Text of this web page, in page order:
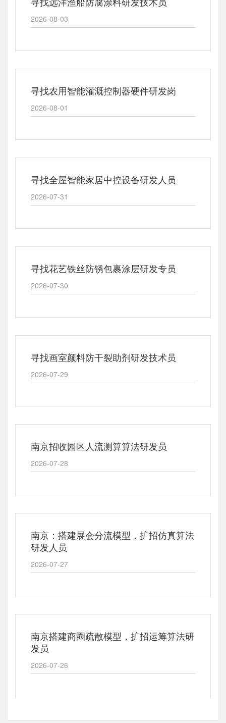
2026-08-03
寻找农用智能灌溉控制器硬件研发岗
2026-08-01
寻找全屋智能家居中控设备研发人员
2026-07-31
寻找花艺铁丝防锈包裹涂层研发专员
2026-07-30
寻找画室颜料防干裂助剂研发技术员
2026-07-29
南京招收园区人流测算算法研发员
2026-07-28
南京：搭建展会分流模型，扩招仿真算法
研发人员
2026-07-27
南京搭建商圈疏散模型，扩招运筹算法研
发员
2026-07-26